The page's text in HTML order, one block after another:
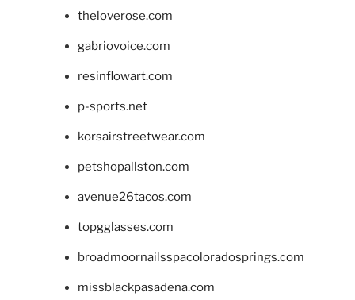
theloverose.com
gabriovoice.com
resinflowart.com
p-sports.net
korsairstreetwear.com
petshopallston.com
avenue26tacos.com
topgglasses.com
broadmoornailsspacoloradosprings.com
missblackpasadena.com